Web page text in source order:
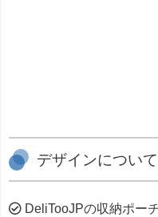
デザインについて
DeliTooJPの収納ポー